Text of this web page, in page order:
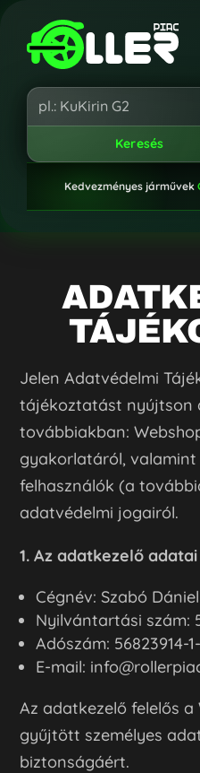
Kedvezményes járművek
Jelen Adatvédelmi
tájékoztatást nyújtson
továbbiakban:
gyakorlatáról, valamint
felhasználók (a
adatvédelmi jogairól.
1. Az adatkezelő adatai
Cégnév: Szabó Dániel
Nyilvántartási szám:
Adószám: 56823914-
E-mail:
Az adatkezelő felelős
gyűjtött személyes
biztonságáért.